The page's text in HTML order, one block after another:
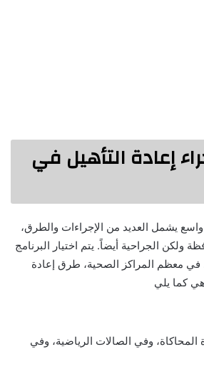
إعادة التأهيل في
يشمل العديد من الإجراءات والطرق،
الجراحية أيضاً. يتم اختيار البرنامج
معظم المراكز الصحية، طرق إعادة
هي كما يلي
المحاكاة، وفي الصالات الرياضية، وفي